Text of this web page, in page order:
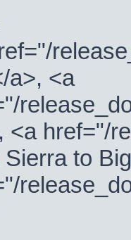
a>, <a
<a href="/
Sierra to